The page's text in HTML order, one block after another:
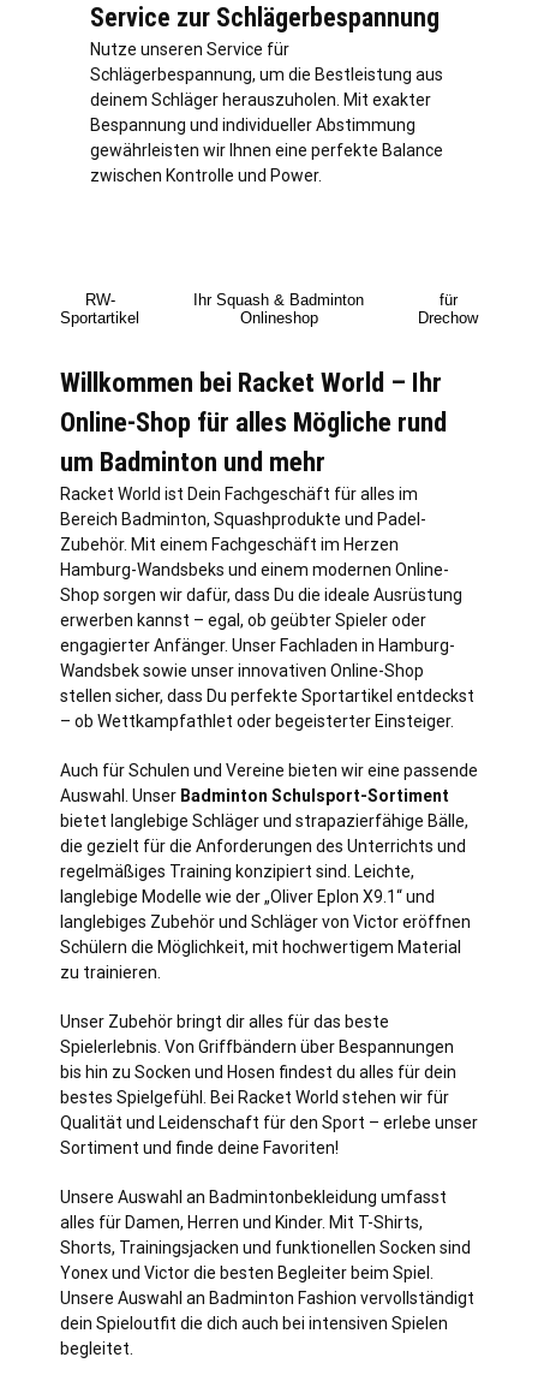
Service zur Schlägerbespannung
Nutze unseren Service für
Schlägerbespannung, um die Bestleistung aus
deinem Schläger herauszuholen. Mit exakter
Bespannung und individueller Abstimmung
gewährleisten wir Ihnen eine perfekte Balance
zwischen Kontrolle und Power.
RW-
Sportartikel
Ihr Squash & Badminton
Onlineshop
für
Drechow
Willkommen bei Racket World – Ihr
Online-Shop für alles Mögliche rund
um Badminton und mehr
Racket World ist Dein Fachgeschäft für alles im
Bereich Badminton, Squashprodukte und Padel-
Zubehör. Mit einem Fachgeschäft im Herzen
Hamburg-Wandsbeks und einem modernen Online-
Shop sorgen wir dafür, dass Du die ideale Ausrüstung
erwerben kannst – egal, ob geübter Spieler oder
engagierter Anfänger. Unser Fachladen in Hamburg-
Wandsbek sowie unser innovativen Online-Shop
stellen sicher, dass Du perfekte Sportartikel entdeckst
– ob Wettkampfathlet oder begeisterter Einsteiger.
Auch für Schulen und Vereine bieten wir eine passende
Auswahl. Unser Badminton Schulsport-Sortiment
bietet langlebige Schläger und strapazierfähige Bälle,
die gezielt für die Anforderungen des Unterrichts und
regelmäßiges Training konzipiert sind. Leichte,
langlebige Modelle wie der „Oliver Eplon X9.1“ und
langlebiges Zubehör und Schläger von Victor eröffnen
Schülern die Möglichkeit, mit hochwertigem Material
zu trainieren.
Unser Zubehör bringt dir alles für das beste
Spielerlebnis. Von Griffbändern über Bespannungen
bis hin zu Socken und Hosen findest du alles für dein
bestes Spielgefühl. Bei Racket World stehen wir für
Qualität und Leidenschaft für den Sport – erlebe unser
Sortiment und finde deine Favoriten!
Unsere Auswahl an Badmintonbekleidung umfasst
alles für Damen, Herren und Kinder. Mit T-Shirts,
Shorts, Trainingsjacken und funktionellen Socken sind
Yonex und Victor die besten Begleiter beim Spiel.
Unsere Auswahl an Badminton Fashion vervollständigt
dein Spieloutfit die dich auch bei intensiven Spielen
begleitet.